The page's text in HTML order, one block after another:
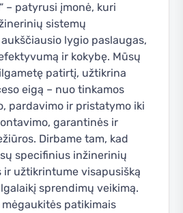
– patyrusi įmonė, kuri
sistemų
lygio paslaugas,
ir kokybę. Mūsų
patirtį, užtikrina
eigą – nuo tinkamos
pardavimo ir pristatymo iki
garantinės ir
Dirbame tam, kad
specifinius inžinerinių
ir užtikrintume visapusišką
sprendimų veikimą.
patikimais